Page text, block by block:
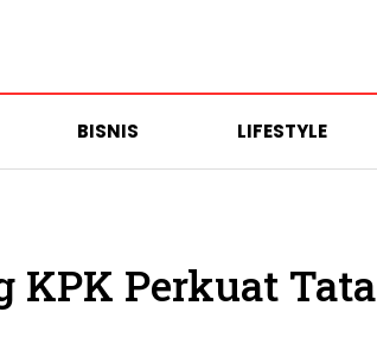
BISNIS LIFESTYLE
KPK Perkuat Tata